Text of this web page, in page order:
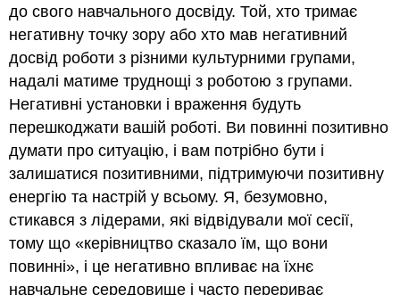
до свого навчального досвіду. Той, хто тримає
негативну точку зору або хто мав негативний
досвід роботи з різними культурними групами,
надалі матиме труднощі з роботою з групами.
Негативні установки і враження будуть
перешкоджати вашій роботі. Ви повинні позитивно
думати про ситуацію, і вам потрібно бути і
залишатися позитивними, підтримуючи позитивну
енергію та настрій у всьому. Я, безумовно,
стикався з лідерами, які відвідували мої сесії,
тому що «керівництво сказало їм, що вони
повинні», і це негативно впливає на їхнє
навчальне середовище і часто перериває